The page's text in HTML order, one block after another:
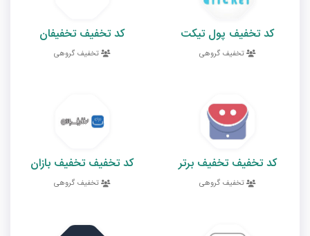
کد تخفیف پول تیکت
تخفیف گروهی
کد تخفیف تخفیفان
تخفیف گروهی
کد تخفیف تخفیف برتر
تخفیف گروهی
کد تخفیف تخفیف بازان
تخفیف گروهی